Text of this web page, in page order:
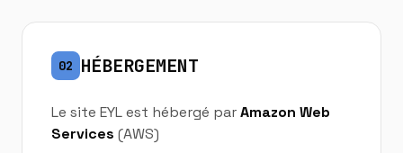
02 HÉBERGEMENT
Le site EYL est hébergé parAmazon Web
Services (AWS)